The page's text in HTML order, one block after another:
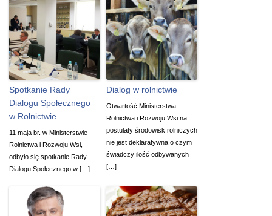
Spotkanie Rady
Dialogu Społecznego
w Rolnictwie
11 maja br. w Ministerstwie
Rolnictwa i Rozwoju Wsi,
odbyło się spotkanie Rady
Dialogu Społecznego w […]
Dialog w rolnictwie
Otwartość Ministerstwa
Rolnictwa i Rozwoju Wsi na
postulaty środowisk rolniczych
nie jest deklaratywna o czym
świadczy ilość odbywanych
[…]